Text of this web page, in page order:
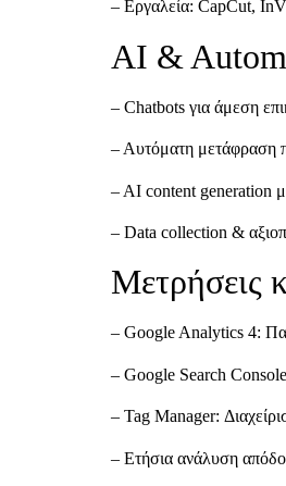
– Εργαλεία: CapCut,
AI &
– Chatbots για άμεση
– Αυτόματη μετάφραση
– AI content generation
– Data collection &
Μετρήσεις
– Google Analytics 4:
– Google Search
– Tag Manager:
– Ετήσια ανάλυση